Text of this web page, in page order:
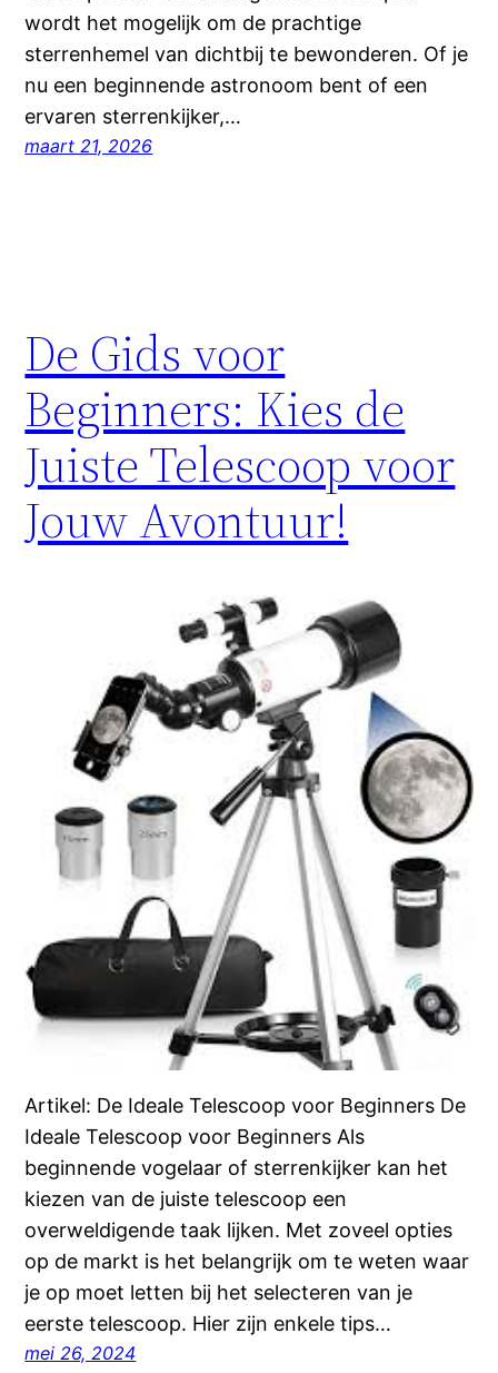
wordt het mogelijk om de prachtige
sterrenhemel van dichtbij te bewonderen. Of je
nu een beginnende astronoom bent of een
ervaren sterrenkijker,…
maart 21, 2026
De Gids voor
Beginners: Kies de
Juiste Telescoop voor
Jouw Avontuur!
Artikel: De Ideale Telescoop voor Beginners De
Ideale Telescoop voor Beginners Als
beginnende vogelaar of sterrenkijker kan het
kiezen van de juiste telescoop een
overweldigende taak lijken. Met zoveel opties
op de markt is het belangrijk om te weten waar
je op moet letten bij het selecteren van je
eerste telescoop. Hier zijn enkele tips…
mei 26, 2024